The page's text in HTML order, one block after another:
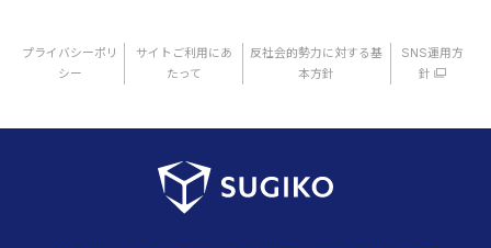
プライバシーポリ
シー
サイトご利用にあ
たって
反社会的勢力に対する基
本方針
SNS運用方
針